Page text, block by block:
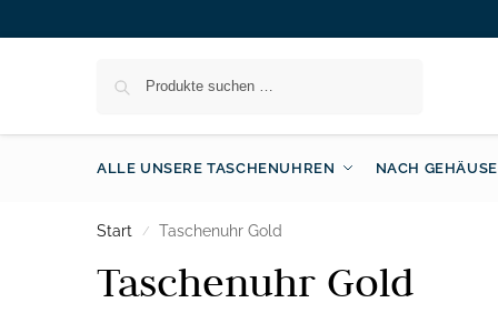
ALLE UNSERE TASCHENUHREN NACH GEHÄUSE
Start / Taschenuhr Gold
Taschenuhr Gold